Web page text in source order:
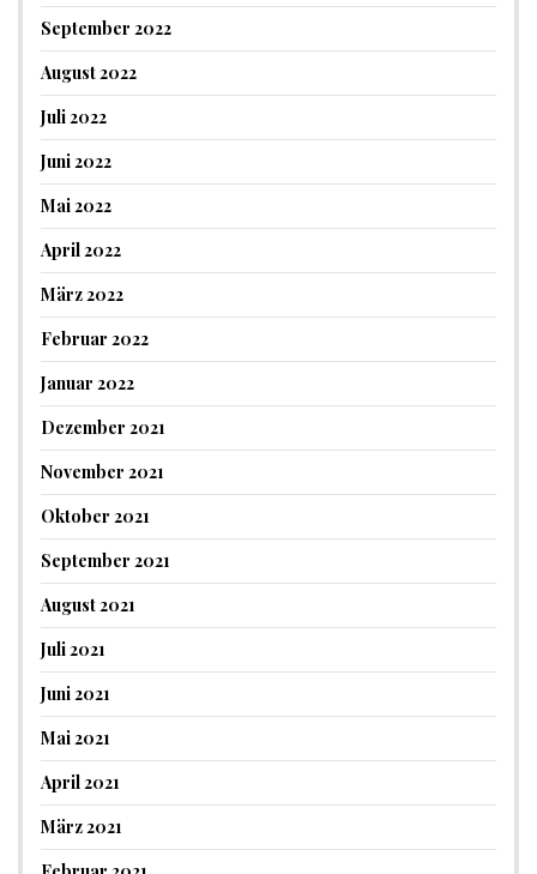
September 2022
August 2022
Juli 2022
Juni 2022
Mai 2022
April 2022
März 2022
Februar 2022
Januar 2022
Dezember 2021
November 2021
Oktober 2021
September 2021
August 2021
Juli 2021
Juni 2021
Mai 2021
April 2021
März 2021